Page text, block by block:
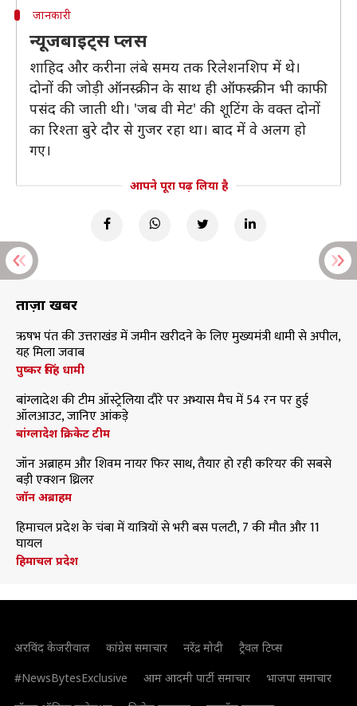
जानकारी
न्यूजबाइट्स प्लस
शाहिद और करीना लंबे समय तक रिलेशनशिप में थे।
दोनों की जोड़ी ऑनस्क्रीन के साथ ही ऑफस्क्रीन भी काफी
पसंद की जाती थी। 'जब वी मेट' की शूटिंग के वक्त दोनों
का रिश्ता बुरे दौर से गुजर रहा था। बाद में वे अलग हो
गए।
आपने पूरा पढ़ लिया है
ताज़ा खबरें
ऋषभ पंत की उत्तराखंड में जमीन खरीदने के लिए मुख्यमंत्री धामी से अपील,
यह मिला जवाब
पुष्कर सिंह धामी
बांग्लादेश की टीम ऑस्ट्रेलिया दौरे पर अभ्यास मैच में 54 रन पर हुई
ऑलआउट, जानिए आंकड़े
बांग्लादेश क्रिकेट टीम
जॉन अब्राहम और शिवम नायर फिर साथ, तैयार हो रही करियर की सबसे
बड़ी एक्शन थ्रिलर
जॉन अब्राहम
हिमाचल प्रदेश के चंबा में यात्रियों से भरी बस पलटी, 7 की मौत और 11
घायल
हिमाचल प्रदेश
अरविंद केजरीवाल कांग्रेस समाचार नरेंद्र मोदी
ट्रैवल टिप्स
#NewsBytesExclusive
आम आदमी पार्टी समाचार
भाजपा समाचार